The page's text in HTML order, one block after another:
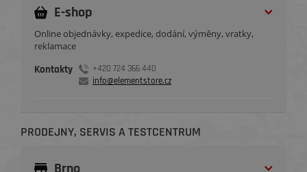
E-shop
Online objednávky, expedice, dodání, výměny, vratky,
reklamace
Kontakty
+420 724 366 440
info@elementstore.cz
PRODEJNY, SERVIS A TESTCENTRUM